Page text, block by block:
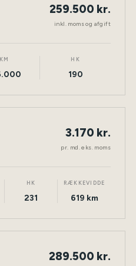
DIESEL TØNDER
259.500 kr.
inkl. moms og afgift
KM HK
190
TØNDER
3.170 kr.
pr. md. eks. moms
HK
231
RÆKKEVIDDE
619 km
ELEKTRISK TØNDER
289.500 kr.